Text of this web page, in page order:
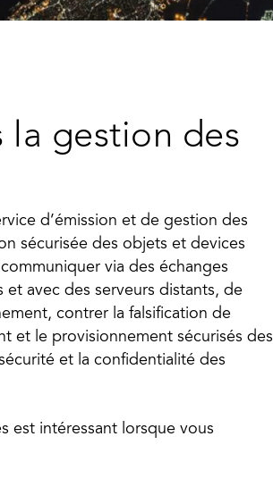
la gestion des
d’émission et de gestion des
sécurisée des objets et devices
via des échanges
et avec des serveurs distants, de
contrer la falsification de
et le provisionnement sécurisés des
et la confidentialité des
est intéressant lorsque vous